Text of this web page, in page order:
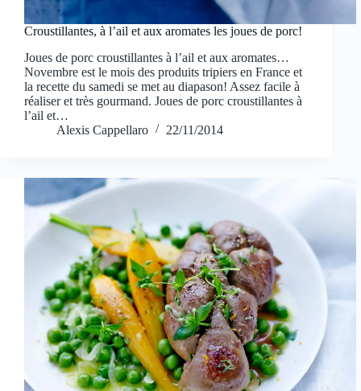
Croustillantes, à l’ail et aux aromates les joues de porc!
Joues de porc croustillantes à l’ail et aux aromates…
Novembre est le mois des produits tripiers en France et
la recette du samedi se met au diapason! Assez facile à
réaliser et très gourmand. Joues de porc croustillantes à
l’ail et…
Alexis Cappellaro
22/11/2014